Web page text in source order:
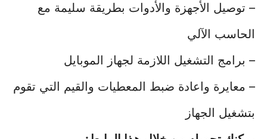
– توصيل الأجهزة والأدوات بطريقة سليمة مع
الحاسب الآلي
– برامج التشغيل اللازمة لجهاز الموبايل
– معايرة واعادة ضبط المعطيات والقيم التي تقوم
بتشغيل الجهاز